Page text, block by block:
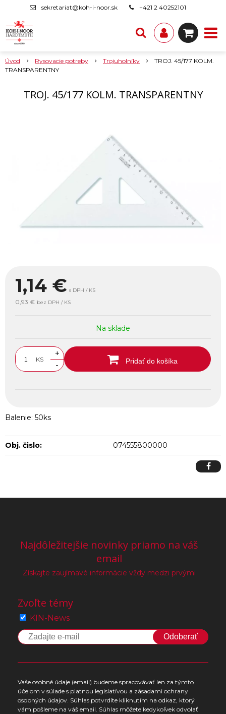
sekretariat@koh-i-noor.sk +421 2 40252101
Úvod Rysovacie potreby Trojuholníky
TROJ. 45/177 KOLM.
TRANSPARENTNY
TROJ. 45/177 KOLM. TRANSPARENTNY
1,14 € s DPH / KS
0,93 € bez DPH / KS
Na sklade
KS
+
-
Pridať do košíka
Balenie: 50ks
Obj. čislo: 074555800000
Najdôležitejšie novinky priamo na váš
email
Získajte zaujímavé informácie vždy medzi prvými
Zvoľte témy
KIN-News
Odoberať
Vaše osobné údaje (email) budeme spracovávať len za týmto
účelom v súlade s platnou legislatívou a zásadami ochrany
osobných údajov. Súhlas potvrdíte kliknutím na odkaz, ktorý
vám pošleme na váš email. Súhlas môžete kedykoľvek odvolať